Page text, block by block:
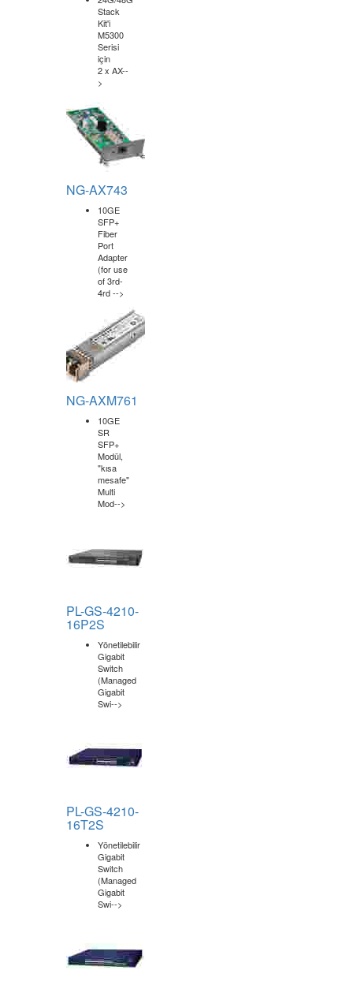
NG-AX742
24G/48G
Stack
Kit'i
M5300
Serisi
2 x AX--
>
NG-AX743
10GE
SFP+
Fiber
Port
Adapter
of 3rd-
4rd -->
NG-AXM761
10GE
SR
SFP+
Modül,
"kısa
PL-GS-4210-
16P2S
Yönetilebilir
Gigabit
Switch
PL-GS-4210-
16T2S
Yönetilebilir
Gigabit
Switch